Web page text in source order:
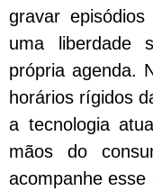
gravar
uma liberdade
própria agenda.
horários rígidos
a tecnologia
mãos do
acompanhe